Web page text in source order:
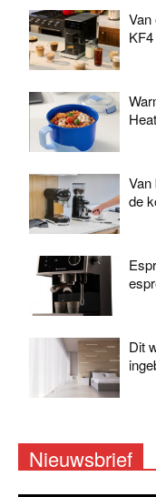
Van
Van
de
Dit
Nieuwsbrief